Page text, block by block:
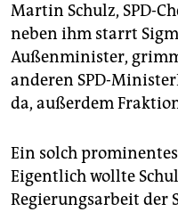
epaper login
Martin Schulz, SPD-
neben ihm starrt
Außenminister,
anderen SPD-
da, außerdem
Ein solch
Eigentlich wollte
Regierungsarbeit der